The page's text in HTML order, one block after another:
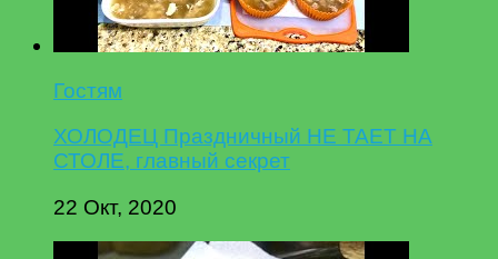
Гостям
ХОЛОДЕЦ Праздничный НЕ ТАЕТ НА
СТОЛЕ, главный секрет
22 Окт, 2020